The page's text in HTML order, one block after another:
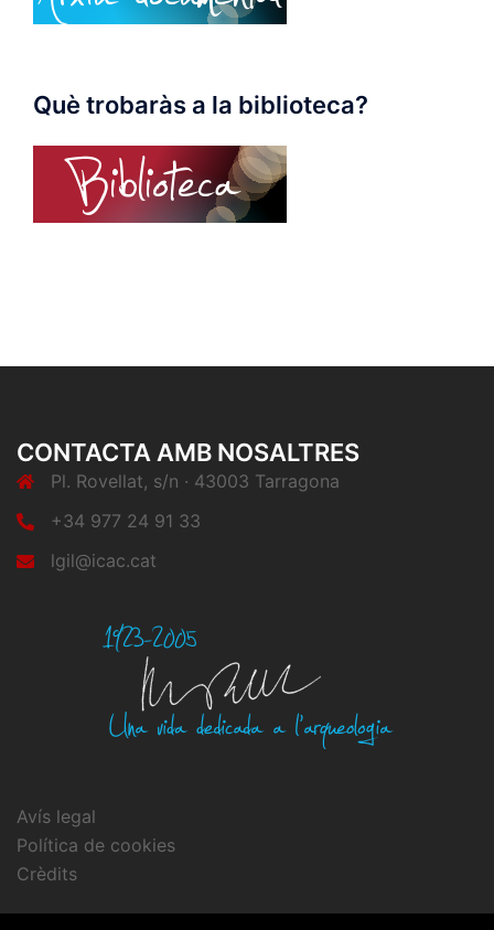
Què trobaràs a la biblioteca?
CONTACTA AMB NOSALTRES
Pl. Rovellat, s/n · 43003 Tarragona
+34 977 24 91 33
lgil@icac.cat
Avís legal
Política de cookies
Crèdits